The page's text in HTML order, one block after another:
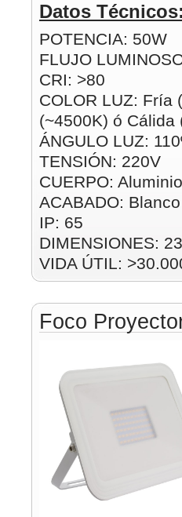
Datos
POTENCIA: 50W
FLUJO
CRI: >80
COLOR LUZ: Fría
(~4500K) ó Cálida
ÁNGULO LUZ:
TENSIÓN: 220V
CUERPO: Aluminio
ACABADO:
IP: 65
DIMENSIONES:
VIDA ÚTIL:
Foco